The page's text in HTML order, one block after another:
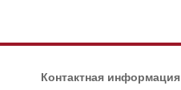
Контактная информация